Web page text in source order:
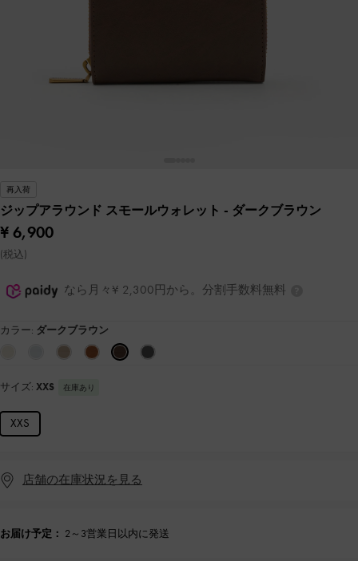
再入荷
ジップアラウンド スモールウォレット - ダークブラウン
¥ 6,900
(税込)
なら月々¥ 2,300円から。分割手数料無料
カラー: ダークブラウン
サイズ: XXS 在庫あり
XXS
店舗の在庫状況を見る
お届け予定： 2～3営業日以内に発送